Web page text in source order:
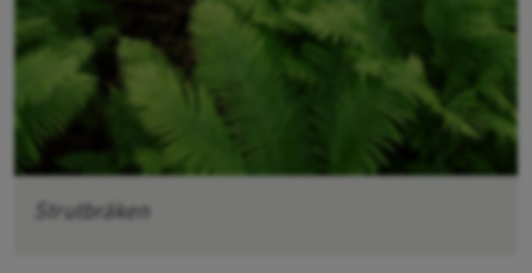
Strutbräken